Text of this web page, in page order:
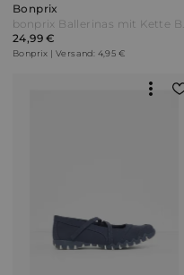
Bonprix
24,99 €
Bonprix | Versand: 4,95 €